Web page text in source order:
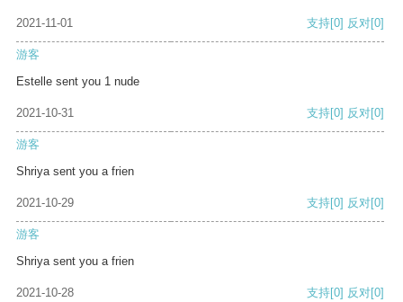
2021-11-01 支持[0] 反对[0]
游客
Estelle sent you 1 nude
2021-10-31 支持[0] 反对[0]
游客
Shriya sent you a frien
2021-10-29 支持[0] 反对[0]
游客
Shriya sent you a frien
2021-10-28 支持[0] 反对[0]